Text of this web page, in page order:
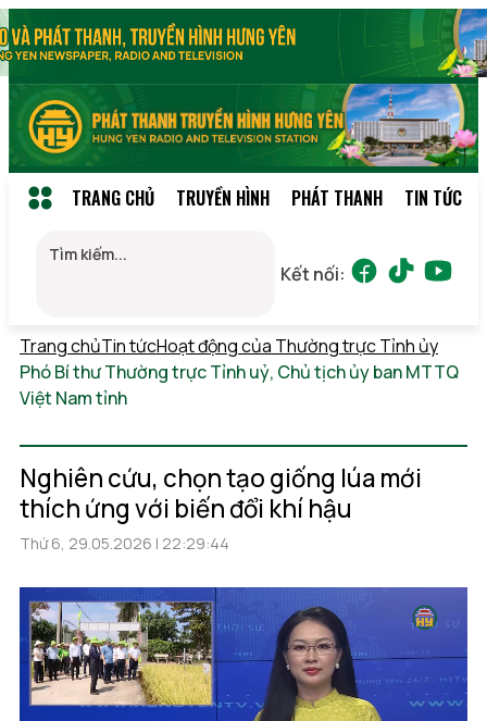
TRANG CHỦ TRUYỀN HÌNH PHÁT THANH TIN TỨC
Kết nối:
Trang chủTin tứcHoạt động của Thường trực Tỉnh ủy
Phó Bí thư Thường trực Tỉnh uỷ, Chủ tịch ủy ban MTTQ
Việt Nam tỉnh
Nghiên cứu, chọn tạo giống lúa mới
thích ứng với biến đổi khí hậu
Thứ 6, 29.05.2026 | 22:29:44